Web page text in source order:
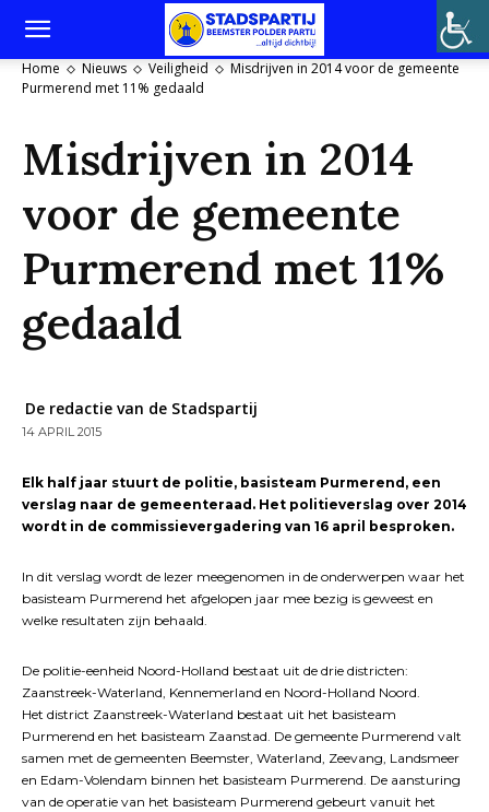
Home Nieuws Veiligheid
Misdrijven in 2014 voor de gemeente
Purmerend met 11% gedaald
Misdrijven in 2014
voor de gemeente
Purmerend met 11%
gedaald
De redactie van de Stadspartij
14 APRIL 2015
Elk half jaar stuurt de politie, basisteam Purmerend, een
verslag naar de gemeenteraad. Het politieverslag over 2014
wordt in de commissievergadering van 16 april besproken.
In dit verslag wordt de lezer meegenomen in de onderwerpen waar het
basisteam Purmerend het afgelopen jaar mee bezig is geweest en
welke resultaten zijn behaald.
De politie-eenheid Noord-Holland bestaat uit de drie districten:
Zaanstreek-Waterland, Kennemerland en Noord-Holland Noord.
Het district Zaanstreek-Waterland bestaat uit het basisteam
Purmerend en het basisteam Zaanstad. De gemeente Purmerend valt
samen met de gemeenten Beemster, Waterland, Zeevang, Landsmeer
en Edam-Volendam binnen het basisteam Purmerend. De aansturing
van de operatie van het basisteam Purmerend gebeurt vanuit het